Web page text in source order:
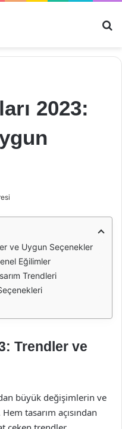
2023:
ve Uygun Seçenekler
Eğilimler
Trendleri
Trendler ve
büyük değişimlerin ve
tasarım açısından